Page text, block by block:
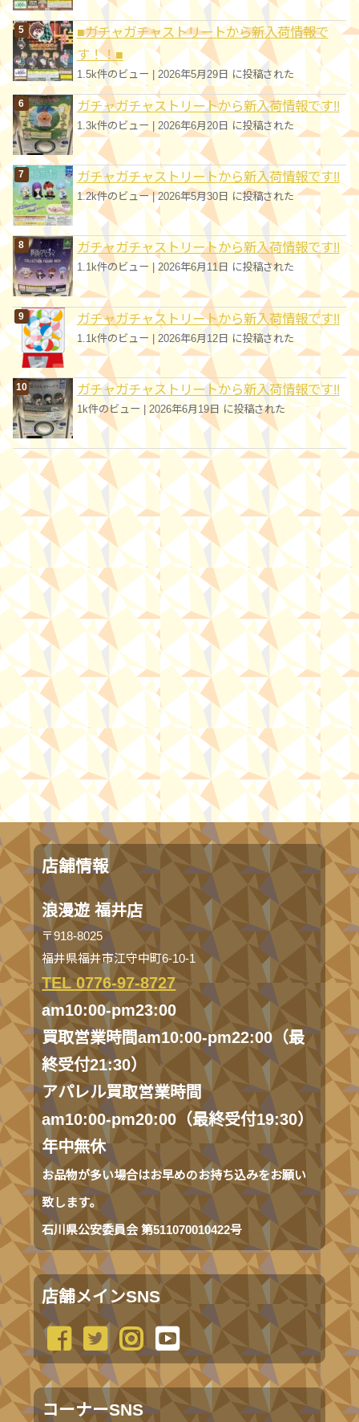
■ガチャガチャストリートから新入荷情報で
す！！■
1.5k件のビュー 2026年5月29日 に投稿された
ガチャガチャストリートから新入荷情報です!!
1.3k件のビュー | 2026年6月20日 に投稿された
ガチャガチャストリートから新入荷情報です!!
1.2k件のビュー|2026年5月30日 に投稿された
ガチャガチャストリートから新入荷情報です!!
1.1k件のビュー |2026年6月11日 に投稿された
ガチャガチャストリートから新入荷情報です!!
1.1k件のビュー 2026年6月12日 に投稿された
ガチャガチャストリートから新入荷情報です!!
1k件のビュー|2026年6月19日 に投稿された
店舗情報
浪漫遊 福井店
〒918-8025
福井県福井市江守中町6-10-1
TEL 0776-97-8727
am10:00-pm23:00
買取営業時間am10:00-pm22:00（最
終受付21:30）
アパレル買取営業時間
am10:00-pm20:00（最終受付19:30）
年中無休
お品物が多い場合はお早めのお持ち込みをお願い
致します。
石川県公安委員会 第511070010422号
店舗メインSNS
コーナーSNS